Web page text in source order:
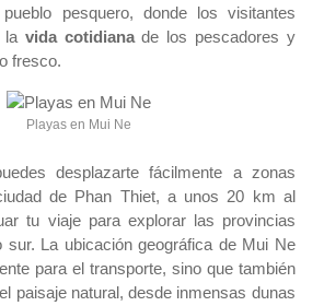
pesquero, donde los visitantes
la vida cotidianade los pescadores y
fresco.
Playas en Mui Ne
desplazarte fácilmente a zonas
de Phan Thiet, a unos 20 km al
tu viaje para explorar las provincias
sur. La ubicación geográfica de Mui Ne
para el transporte, sino que también
paisaje natural, desde inmensas dunas